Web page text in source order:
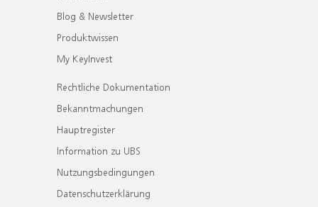
Blog & Newsletter
Produktwissen
My KeyInvest
Rechtliche Dokumentation
Bekanntmachungen
Hauptregister
Information zu UBS
Nutzungsbedingungen
Datenschutzerklärung